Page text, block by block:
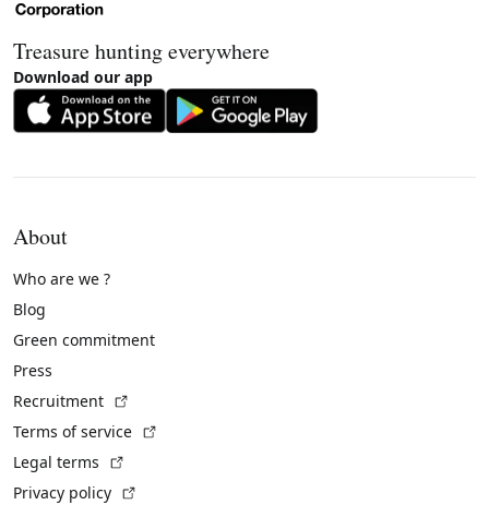
Treasure hunting everywhere
Download our app
About
Who are we ?
Blog
Green commitment
Press
Recruitment
Terms of service
Legal terms
Privacy policy